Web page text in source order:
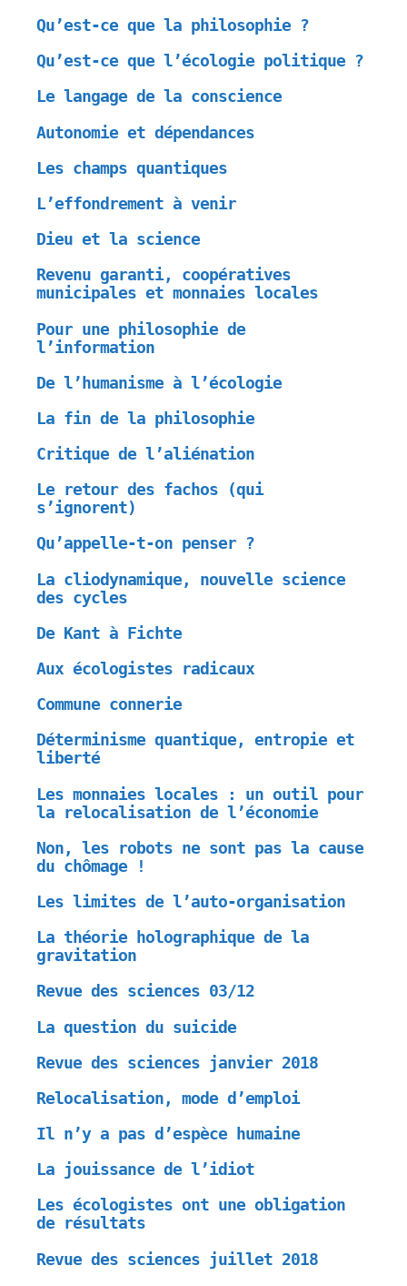
Qu’est-ce que la philosophie ?
Qu’est-ce que l’écologie politique ?
Le langage de la conscience
Autonomie et dépendances
Les champs quantiques
L’effondrement à venir
Dieu et la science
Revenu garanti, coopératives
municipales et monnaies locales
Pour une philosophie de
l’information
De l’humanisme à l’écologie
La fin de la philosophie
Critique de l’aliénation
Le retour des fachos (qui
s’ignorent)
Qu’appelle-t-on penser ?
La cliodynamique, nouvelle science
des cycles
De Kant à Fichte
Aux écologistes radicaux
Commune connerie
Déterminisme quantique, entropie et
liberté
Les monnaies locales : un outil pour
la relocalisation de l’économie
Non, les robots ne sont pas la cause
du chômage !
Les limites de l’auto-organisation
La théorie holographique de la
gravitation
Revue des sciences 03/12
La question du suicide
Revue des sciences janvier 2018
Relocalisation, mode d’emploi
Il n’y a pas d’espèce humaine
La jouissance de l’idiot
Les écologistes ont une obligation
de résultats
Revue des sciences juillet 2018